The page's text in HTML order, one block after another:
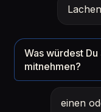
Was würdest
mitnehmen?
einen